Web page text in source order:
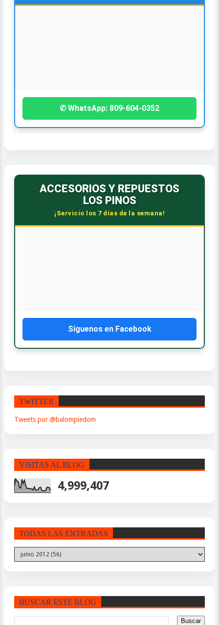
✆ WhatsApp: 809-604-0352
ACCESORIOS Y REPUESTOS
LOS PINOS
¡Servicio los 7 días de la semana!
Síguenos en Facebook
TWITTER
Tweets por @balompiedom
VISITAS AL BLOG
4,999,407
TODAS LAS ENTRADAS
BUSCAR ESTE BLOG